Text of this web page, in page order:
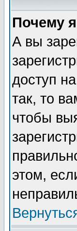
Почему
А вы
доступ
так, то
чтобы
этом,